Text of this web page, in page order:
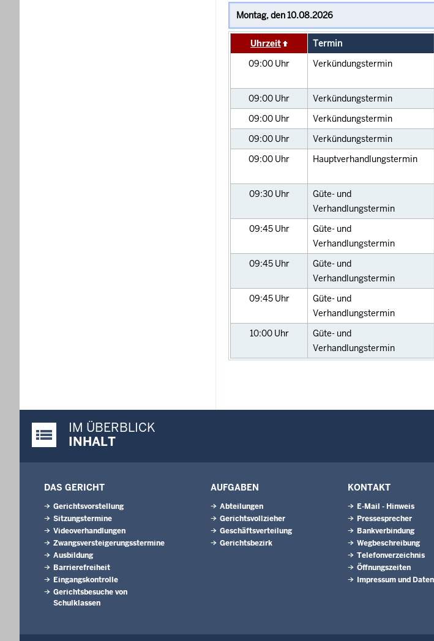
Uhrzeit Termin
09:00 Uhr Verkündungstermin
09:00 Uhr Verkündungstermin
09:00 Uhr Verkündungstermin
09:00 Uhr Verkündungstermin
09:00 Uhr Hauptverhandlungstermin
09:30 Uhr
Güte- und
Verhandlungstermin
09:45 Uhr
Güte- und
Verhandlungstermin
09:45 Uhr
Güte- und
Verhandlungstermin
09:45 Uhr
Güte- und
Verhandlungstermin
10:00 Uhr
Güte- und
Verhandlungstermin
Justiz-Portal im Überblick:
IM ÜBERBLICK
INHALT
DAS GERICHT
Gerichtsvorstellung
Sitzungstermine
Videoverhandlungen
Zwangsversteigerungsstermine
Ausbildung
Barrierefreiheit
Eingangskontrolle
Gerichtsbesuche von
Schulklassen
AUFGABEN
Abteilungen
Gerichtsvollzieher
Geschäftsverteilung
Gerichtsbezirk
KONTAKT
E-Mail - Hinweis
Pressesprecher
Bankverbindung
Wegbeschreibung
Telefonverzeichnis
Öffnungszeiten
Impressum und